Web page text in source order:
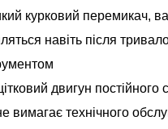
курковий перемикач,
навіть після
двигун постійного
вимагає технічного